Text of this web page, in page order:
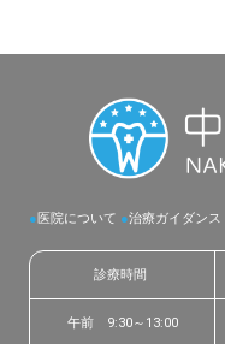
● 医院について ●治療ガイダンス
診療時間
午前 9:30～13:00